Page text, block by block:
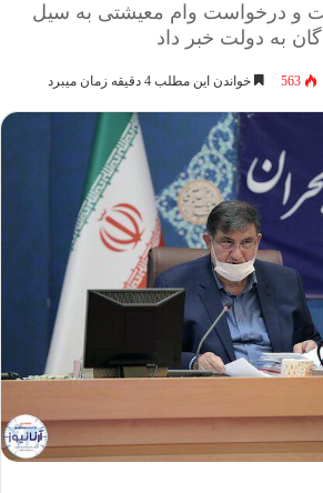
و درخواست وام معیشتی به سیل
به دولت خبر داد
563 خواندن این مطلب 4 دقیقه زمان میبرد